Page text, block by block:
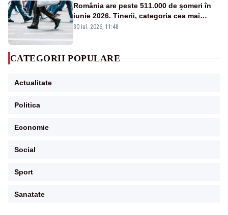
România are peste 511.000 de șomeri în
iunie 2026. Tinerii, categoria cea mai
afectată
30 iul. 2026, 11:48
CATEGORII POPULARE
Actualitate
Politica
Economie
Social
Sport
Sanatate